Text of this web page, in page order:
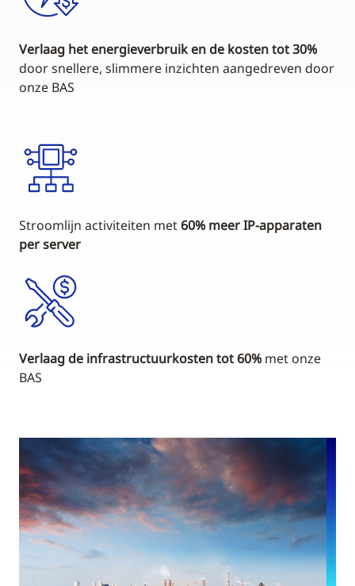
Verlaag het energieverbruik en de kosten tot 30%
door snellere, slimmere inzichten aangedreven door
onze BAS
Stroomlijn activiteiten met 60% meer IP-apparaten
per server
Verlaag de infrastructuurkosten tot 60%met onze
BAS